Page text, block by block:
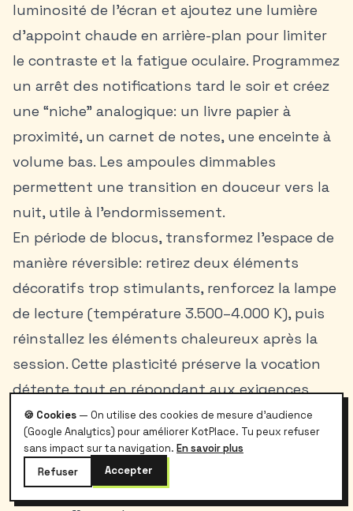
luminosité de l’écran et ajoutez une lumière
d’appoint chaude en arrière-plan pour limiter
le contraste et la fatigue oculaire. Programmez
un arrêt des notifications tard le soir et créez
une “niche” analogique: un livre papier à
proximité, un carnet de notes, une enceinte à
volume bas. Les ampoules dimmables
permettent une transition en douceur vers la
nuit, utile à l’endormissement.
En période de blocus, transformez l’espace de
manière réversible: retirez deux éléments
décoratifs trop stimulants, renforcez la lampe
de lecture (température 3.500–4.000 K), puis
réinstallez les éléments chaleureux après la
session. Cette plasticité préserve la vocation
détente tout en répondant aux exigences
académiques.
Bon à savoir :Pour un coin lecture, un niveau
d’éclairement localisé de 300–500 lux, combiné
à une température de couleur chaude en
🍪 Cookies — On utilise des cookies de mesure d'audience
(Google Analytics) pour améliorer KotPlace. Tu peux refuser
sans impact sur ta navigation. En savoir plus
Refuser
Accepter